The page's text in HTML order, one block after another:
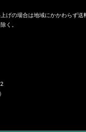
げの場合は地域にかかわらず送
く。